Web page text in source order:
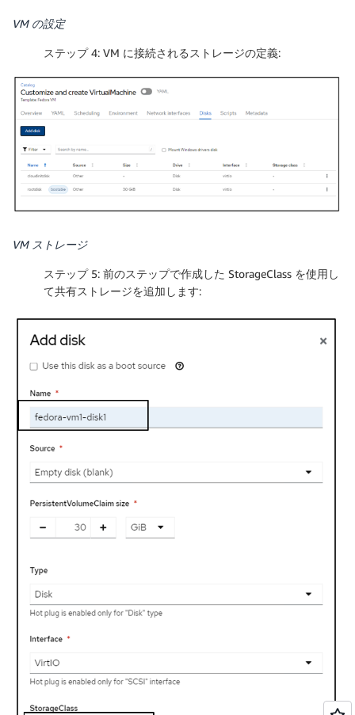
VM の設定
ステップ 4: VM に接続されるストレージの定義:
VM ストレージ
ステップ 5: 前のステップで作成した StorageClass を使用し
て共有ストレージを追加します: